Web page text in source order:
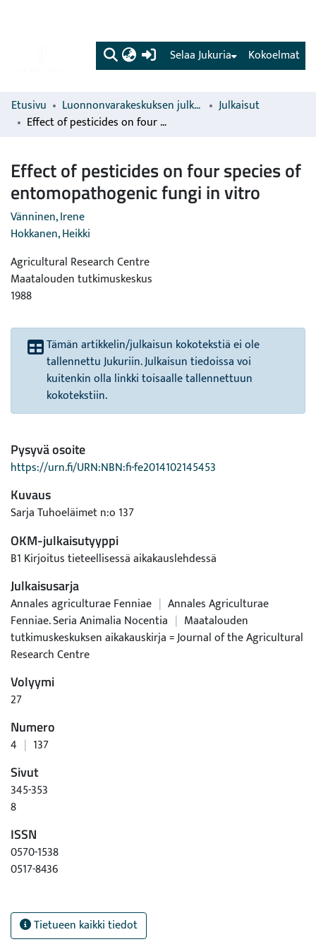
(current) Kokoelmat
Selaa Jukuria
Etusivu Luonnonvarakeskuksen julkaisut
Julkaisut
Effect of pesticides on four species of entomopathogenic fungi in vitro
Effect of pesticides on four species of
entomopathogenic fungi in vitro
Vänninen, Irene
Hokkanen, Heikki
Agricultural Research Centre
Maatalouden tutkimuskeskus
1988
Tämän artikkelin/julkaisun kokotekstiä ei ole
tallennettu Jukuriin. Julkaisun tiedoissa voi
kuitenkin olla linkki toisaalle tallennettuun
kokotekstiin.
Pysyvä osoite
https://urn.fi/URN:NBN:fi-fe2014102145453
Kuvaus
Sarja Tuhoeläimet n:o 137
OKM-julkaisutyyppi
B1 Kirjoitus tieteellisessä aikakauslehdessä
Julkaisusarja
Annales agriculturae Fenniae | Annales Agriculturae
Fenniae. Seria Animalia Nocentia | Maatalouden
tutkimuskeskuksen aikakauskirja = Journal of the Agricultural
Research Centre
Volyymi
27
Numero
4 | 137
Sivut
345-353
8
ISSN
0570-1538
0517-8436
Tietueen kaikki tiedot